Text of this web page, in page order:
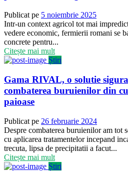
Publicat pe 5 noiembrie 2025
Intr-un context agricol tot mai
vedere economic, fermierii romani se
concrete pentru...
Citește mai mult
Știri
Gama RIVAL, o solutie
combaterea buruienilor din
paioase
Publicat pe 26 februarie 2024
Despre combaterea buruienilor am tot
cu aplicarea tratamentelor incepand
trecuta, lipsa de precipitatii a facut...
Citește mai mult
Știri